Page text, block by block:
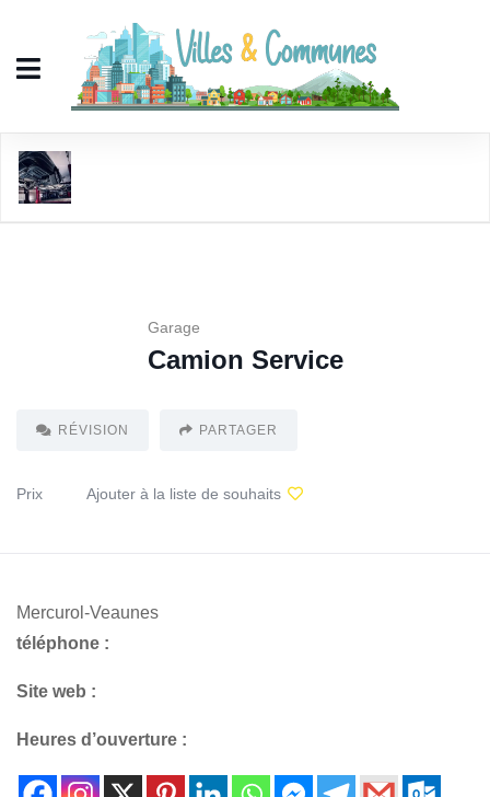
Garage
Camion Service
RÉVISION PARTAGER
Prix Ajouter à la liste de souhaits
Mercurol-Veaunes
téléphone :
Site web :
Heures d’ouverture :